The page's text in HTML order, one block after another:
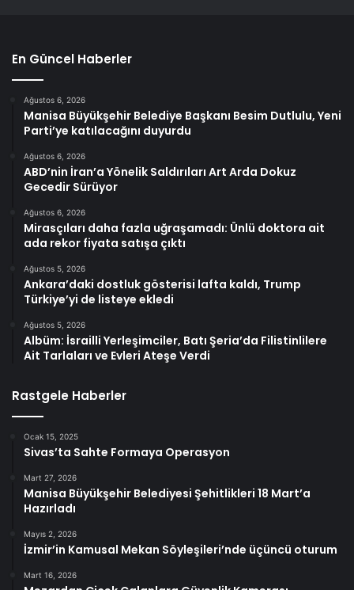
En Güncel Haberler
Ağustos 6, 2026
Manisa Büyükşehir Belediye Başkanı Besim Dutlulu, Yeni
Parti’ye katılacağını duyurdu
Ağustos 6, 2026
ABD’nin İran’a Yönelik Saldırıları Art Arda Dokuz
Gecedir Sürüyor
Ağustos 6, 2026
Mirasçıları daha fazla uğraşamadı: Ünlü doktora ait
ada rekor fiyata satışa çıktı
Ağustos 5, 2026
Ankara’daki dostluk gösterisi lafta kaldı, Trump
Türkiye’yi de listeye ekledi
Ağustos 5, 2026
Albüm: İsrailli Yerleşimciler, Batı Şeria’da Filistinlilere
Ait Tarlaları ve Evleri Ateşe Verdi
Rastgele Haberler
Ocak 15, 2025
Sivas’ta Sahte Formaya Operasyon
Mart 27, 2026
Manisa Büyükşehir Belediyesi Şehitlikleri 18 Mart’a
Hazırladı
Mayıs 2, 2026
İzmir’in Kamusal Mekan Söyleşileri’nde üçüncü oturum
Mart 16, 2026